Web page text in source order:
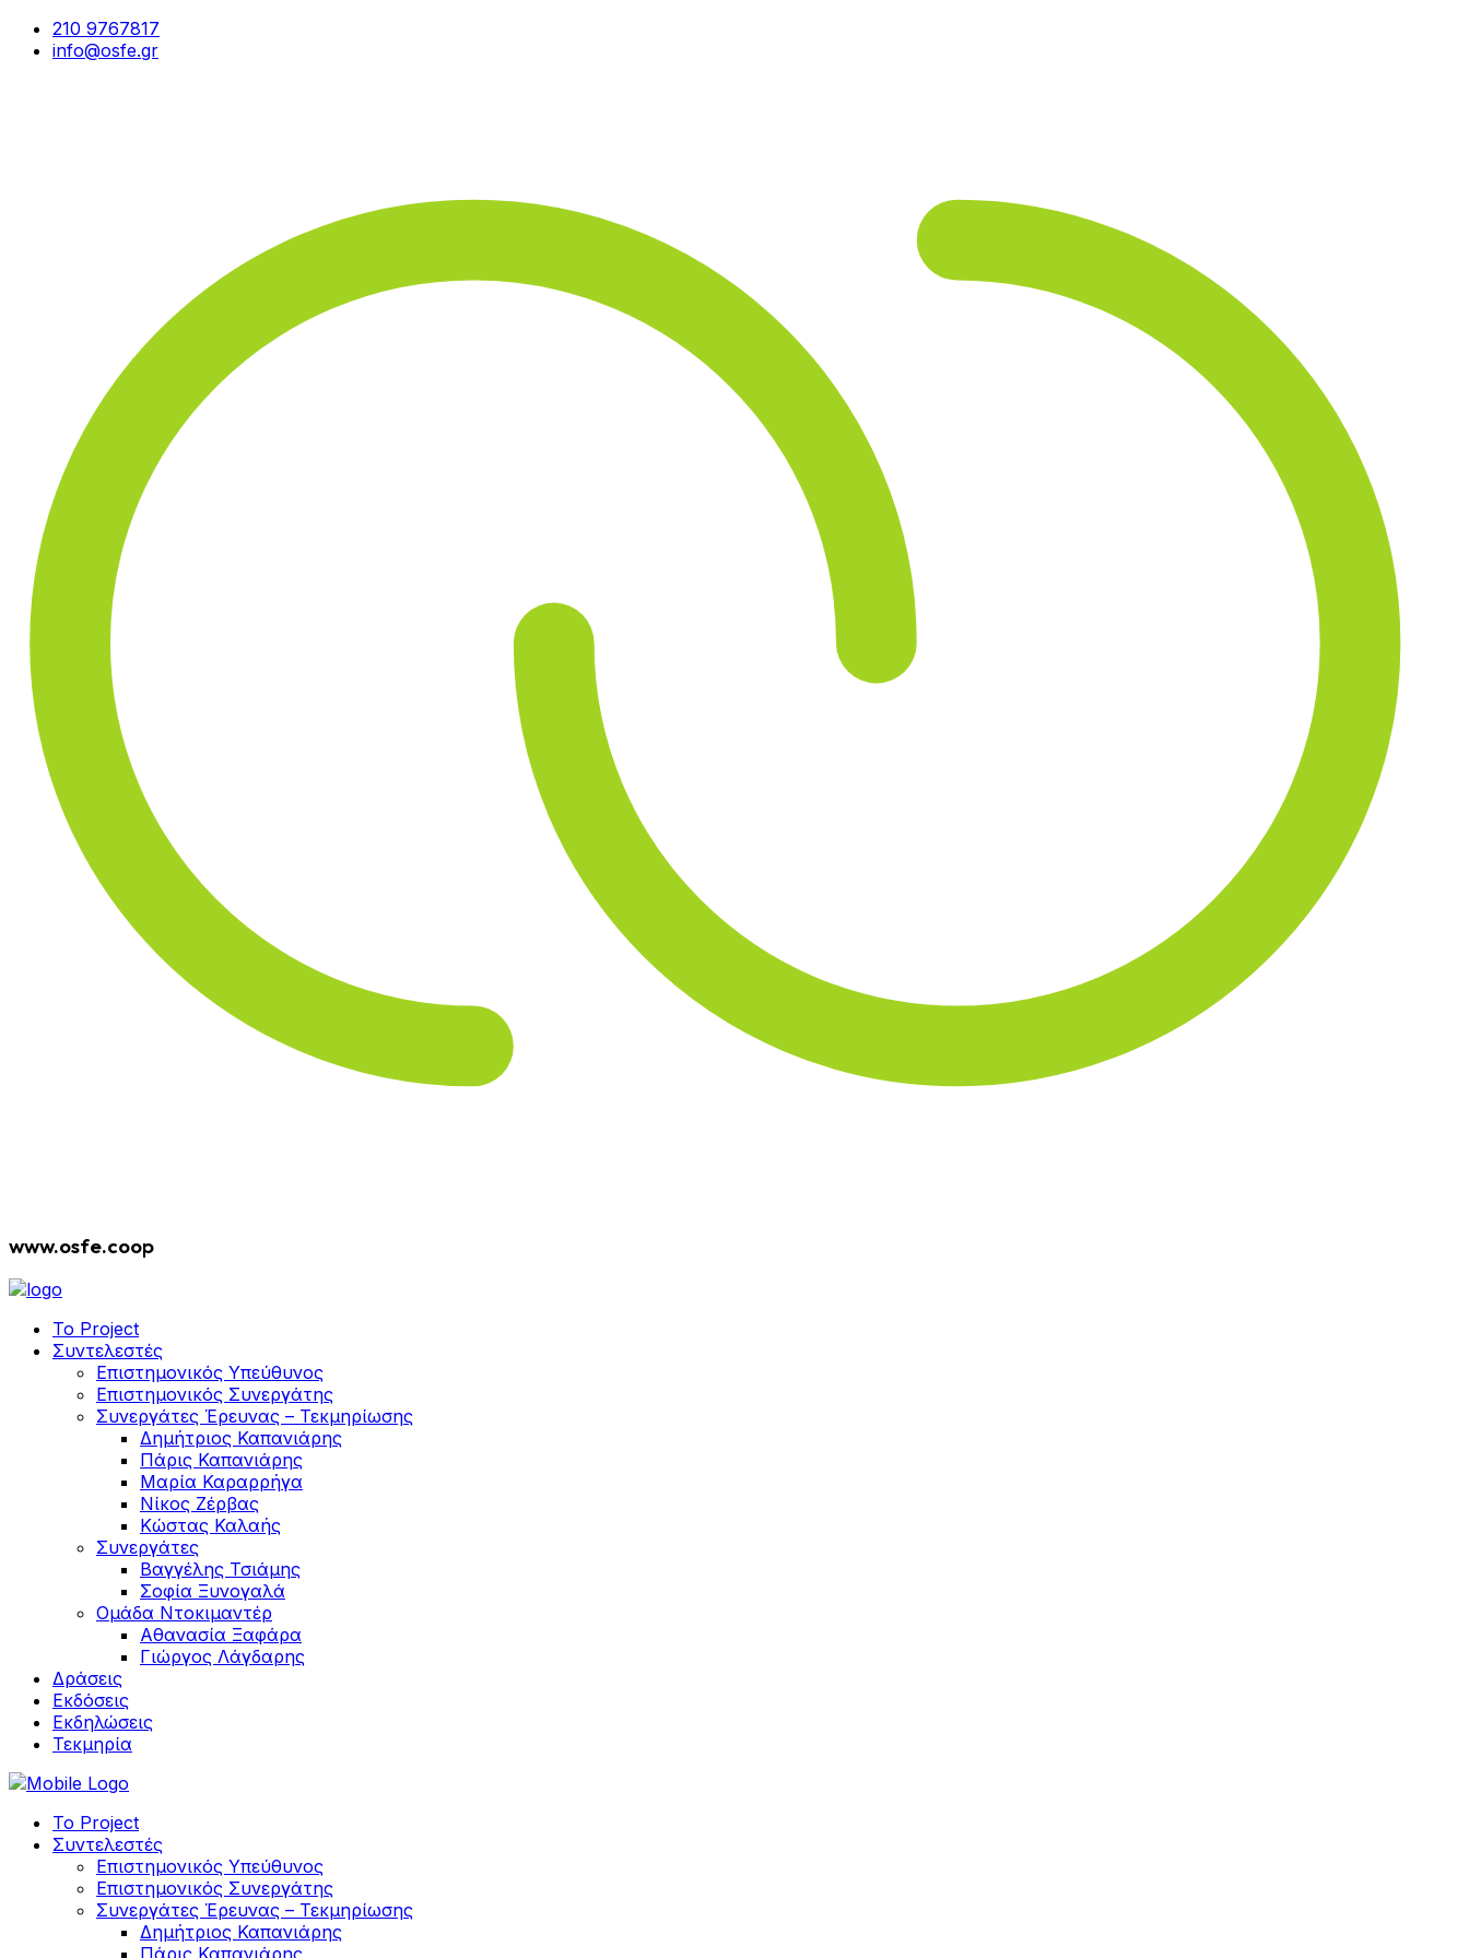
210 9767817
info@osfe.gr
www.osfe.coop
Το Project
Συντελεστές
Επιστημονικός Υπεύθυνος
Επιστημονικός Συνεργάτης
Συνεργάτες Έρευνας – Τεκμηρίωσης
Δημήτριος Καπανιάρης
Πάρις Καπανιάρης
Μαρία Καραρρήγα
Νίκος Ζέρβας
Κώστας Καλαής
Συνεργάτες
Βαγγέλης Τσιάμης
Σοφία Ξυνογαλά
Ομάδα Ντοκιμαντέρ
Αθανασία Ξαφάρα
Γιώργος Λάγδαρης
Δράσεις
Εκδόσεις
Εκδηλώσεις
Τεκμηρία
Το Project
Συντελεστές
Επιστημονικός Υπεύθυνος
Επιστημονικός Συνεργάτης
Συνεργάτες Έρευνας – Τεκμηρίωσης
Δημήτριος Καπανιάρης